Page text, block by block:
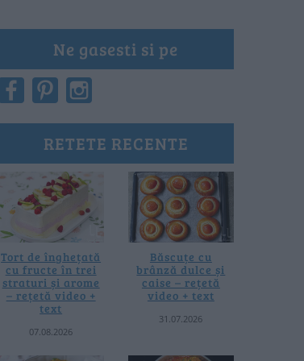
Ne gasesti si pe
RETETE RECENTE
Tort de înghețată
cu fructe în trei
straturi și arome
– rețetă video +
text
07.08.2026
Băscuțe cu
brânză dulce și
caise – rețetă
video + text
31.07.2026